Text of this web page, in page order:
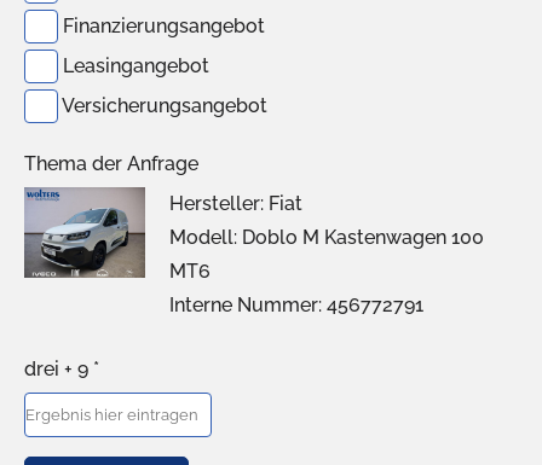
Finanzierungsangebot
Leasingangebot
Versicherungsangebot
Thema der Anfrage
Hersteller: Fiat
Modell: Doblo M Kastenwagen 100
MT6
Interne Nummer: 456772791
drei + 9 *